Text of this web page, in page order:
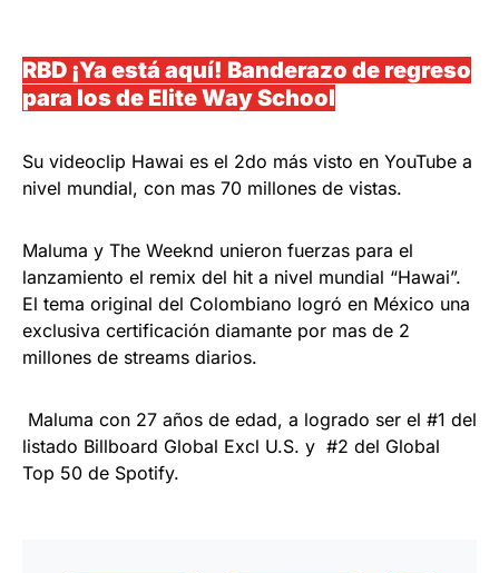
RBD ¡Ya está aquí! Banderazo de regreso
para los de Elite Way School
Su videoclip Hawai es el 2do más visto en YouTube a
nivel mundial, con mas 70 millones de vistas.
Maluma y The Weeknd unieron fuerzas para el
lanzamiento el remix del hit a nivel mundial “Hawai”.
El tema original del Colombiano logró en México una
exclusiva certificación diamante por mas de 2
millones de streams diarios.
Maluma con 27 años de edad, a logrado ser el #1 del
listado Billboard Global Excl U.S. y #2 del Global
Top 50 de Spotify.